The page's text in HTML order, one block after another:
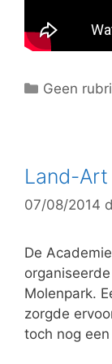
C
g
r
e
ë
n
Geen
Land-
07/08/2014
De
Molenpark.
zorgde
toch nog